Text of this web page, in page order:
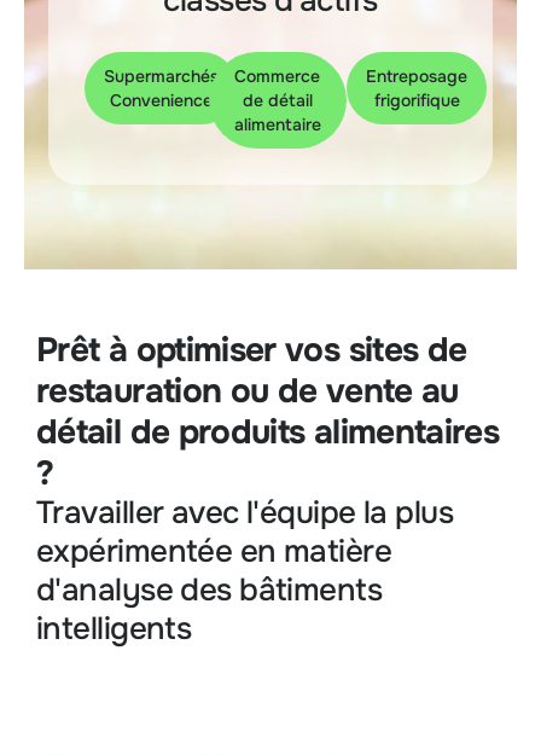
Supermarchés
Convenience
Commerce
de détail
alimentaire
Entreposage
frigorifique
Prêt à optimiser vos sites de
restauration ou de vente au
détail de produits alimentaires
?
Travailler avec l'équipe la plus
expérimentée en matière
d'analyse des bâtiments
intelligents